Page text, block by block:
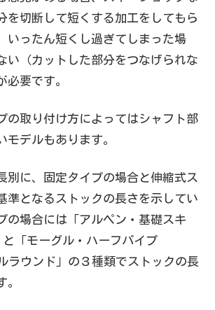
を切断して短くする加工をしてもら
いったん短くし過ぎてしまった場
い（カットした部分をつなげられな
必要です。
の取り付け方によってはシャフト部
モデルもあります。
別に、固定タイプの場合と伸縮式ス
準となるストックの長さを示してい
の場合には「アルペン・基礎スキ
「モーグル・ハーフパイプ
ラウンド」の３種類でストックの長
。